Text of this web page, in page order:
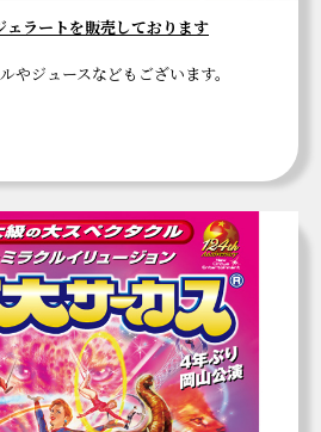
ェラートを販売しております
やジュースなどもございます。